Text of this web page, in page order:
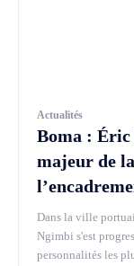
Actualités
Boma :
majeur de
Dans la ville
Ngimbi s'est
personnalités les